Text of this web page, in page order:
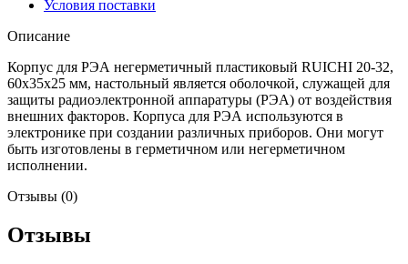
Условия поставки
Описание
Корпус для РЭА негерметичный пластиковый RUICHI 20-32,
60x35x25 мм, настольный является оболочкой, служащей для
защиты радиоэлектронной аппаратуры (РЭА) от воздействия
внешних факторов. Корпуса для РЭА используются в
электронике при создании различных приборов. Они могут
быть изготовлены в герметичном или негерметичном
исполнении.
Отзывы (0)
Отзывы